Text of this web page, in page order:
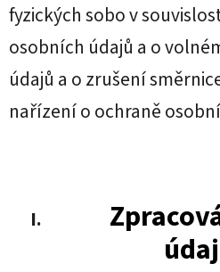
fyzických sobo v
osobních údajů a o
údajů a o zrušení
nařízení o ochraně
I.